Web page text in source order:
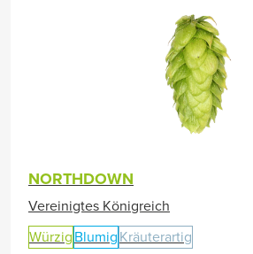
NORTHDOWN
Vereinigtes Königreich
Würzig Blumig Kräuterartig